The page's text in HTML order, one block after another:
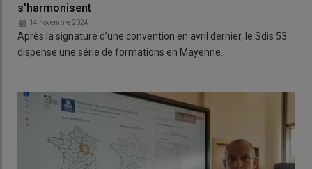
s'harmonisent
14 novembre 2024
Après la signature d’une convention en avril dernier, le Sdis 53
dispense une série de formations en Mayenne…